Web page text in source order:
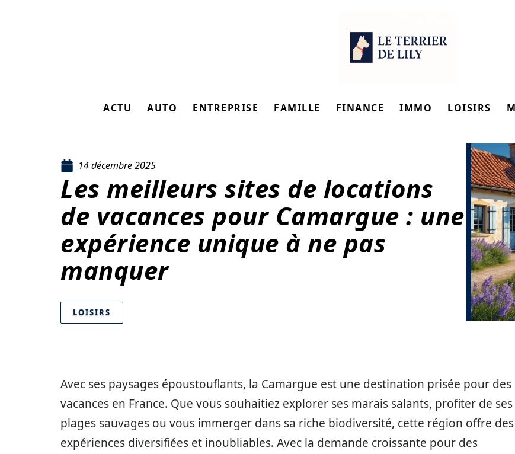
ACTU AUTO ENTREPRISE FAMILLE FINANCE IMMO LOISIRS
14 décembre 2025
Les meilleurs sites de locations
de vacances pour Camargue : une
expérience unique à ne pas
manquer
LOISIRS
Avec ses paysages époustouflants, la Camargue est une destination prisée pour des
vacances en France. Que vous souhaitiez explorer ses marais salants, profiter de ses
plages sauvages ou vous immerger dans sa riche biodiversité, cette région offre des
expériences diversifiées et inoubliables. Avec la demande croissante pour des